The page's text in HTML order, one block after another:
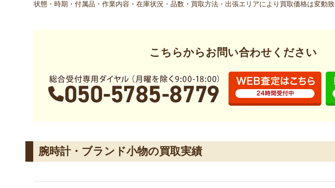
状態・時期・付属品・作業内容・在庫状況・品数・買取方法・出張エリアにより買取価格は変動致
こちらからお問い合わせください
腕時計・ブランド小物の買取実績